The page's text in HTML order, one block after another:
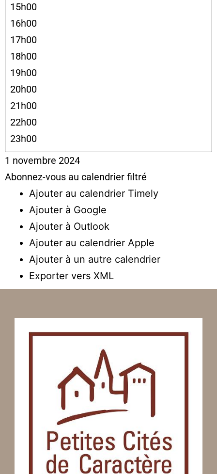
15h00
16h00
17h00
18h00
19h00
20h00
21h00
22h00
23h00
1 novembre 2024
Abonnez-vous au calendrier filtré
Ajouter au calendrier Timely
Ajouter à Google
Ajouter à Outlook
Ajouter au calendrier Apple
Ajouter à un autre calendrier
Exporter vers XML